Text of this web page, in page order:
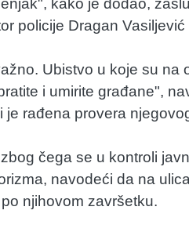
kako je dodao,
policije Dragan
Ubistvo u koje su na
i umirite građane",
je rađena provera
čega se u kontroli
navodeći da na
njihovom završetku.